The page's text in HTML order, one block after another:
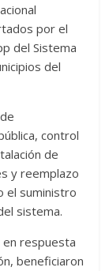
por el
del Sistema
del
control
de
y reemplazo
el suministro
sistema.
en respuesta
beneficiaron